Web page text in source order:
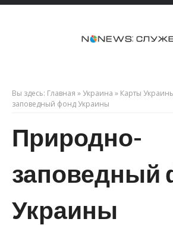
Вы здесь: Главная » Украина » Карты
заповедный фонд Украины
Природно-
заповедный
Украины